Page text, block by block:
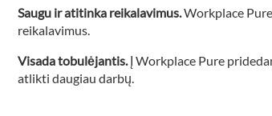
Saugu ir atitinka reikalavimus.Workplace
reikalavimus.
Visada tobulėjantis.Į Workplace Pure
atlikti daugiau darbų.